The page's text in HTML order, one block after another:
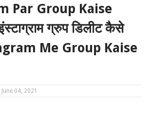
Par Group Kaise
ग्रुप डिलीट कैसे
Me Group Kaise
June 04, 2021